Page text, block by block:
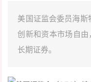
美国证监会委员海斯
创新和资本市场自
长期证券。